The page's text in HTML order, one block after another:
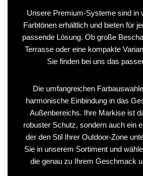
Unsere Premium-Systeme sind in
Farbtönen erhältlich und bieten für
passende Lösung. Ob große
Terrasse oder eine kompakte
Sie finden bei uns das
Die umfangreichen
harmonische Einbindung in das
Außenbereichs. Ihre Markise ist
robuster Schutz, sondern auch ein
der den Stil Ihrer Outdoor-Zone
Sie in unserem Sortiment und
die genau zu Ihrem Geschmack